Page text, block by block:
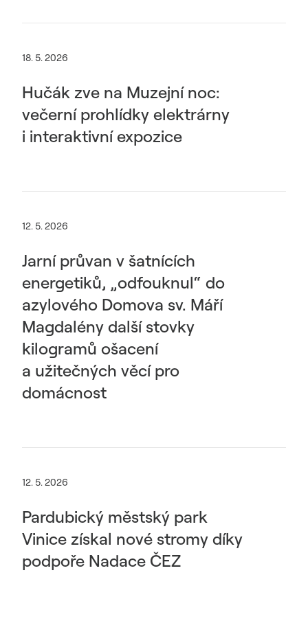
18. 5. 2026
Hučák zve na Muzejní noc:
večerní prohlídky elektrárny
i interaktivní expozice
12. 5. 2026
Jarní průvan v šatnících
energetiků, „odfouknul“ do
azylového Domova sv. Máří
Magdalény další stovky
kilogramů ošacení
a užitečných věcí pro
domácnost
12. 5. 2026
Pardubický městský park
Vinice získal nové stromy díky
podpoře Nadace ČEZ